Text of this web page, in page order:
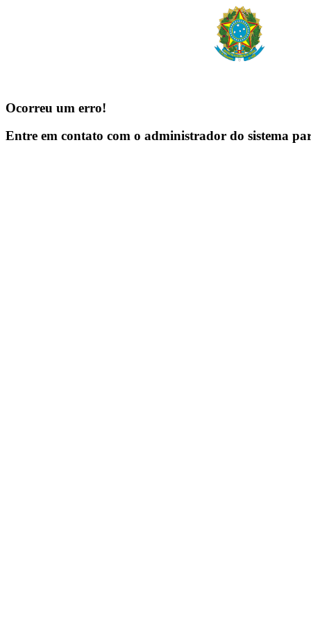
Ocorreu um erro!
Entre em contato com o administrador do sistema